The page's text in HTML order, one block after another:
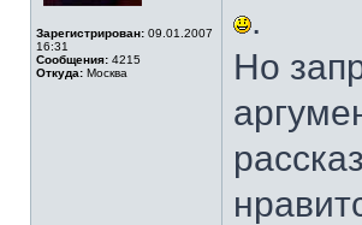
Зарегистрирован: 09.01.2007
16:31
Сообщения: 4215
Откуда: Москва
.
Но